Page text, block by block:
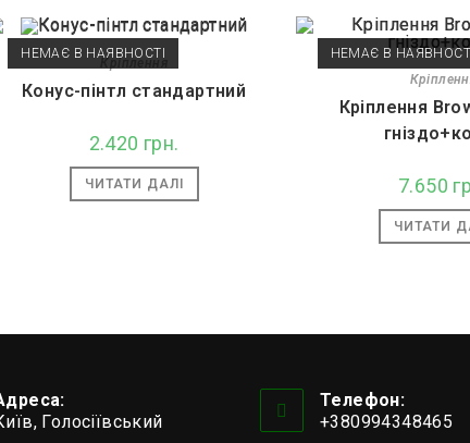
НЕМАЄ В НАЯВНОСТІ
Конус-пінтл стандартний
2.420 грн.
ЧИТАТИ ДАЛІ
НЕМАЄ В НАЯВНОСТІ
Кріплення
7.650
ЧИТАТИ
Голосіївський
Телефон:
+380994348465